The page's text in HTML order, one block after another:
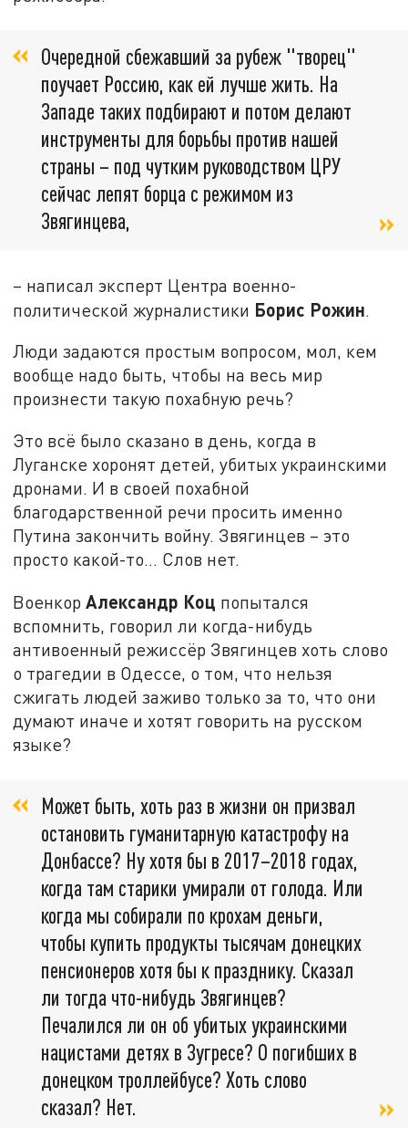
Очередной сбежавший за рубеж "творец"
поучает Россию, как ей лучше жить. На
Западе таких подбирают и потом делают
инструменты для борьбы против нашей
страны – под чутким руководством ЦРУ
сейчас лепят борца с режимом из
Звягинцева,
– написал эксперт Центра военно-
политической журналистики Борис Рожин
Люди задаются простым вопросом, мол, кем
вообще надо быть, чтобы на весь мир
произнести такую похабную речь?
Это всё было сказано в день, когда в
Луганске хоронят детей, убитых украинскими
дронами. И в своей похабной
благодарственной речи просить именно
Путина закончить войну. Звягинцев – это
просто какой-то… Слов нет.
ВоенкорАлександр Коц попытался
вспомнить, говорил ли когда-нибудь
антивоенный режиссёр Звягинцев хоть слово
о трагедии в Одессе, о том, что нельзя
сжигать людей заживо только за то, что они
думают иначе и хотят говорить на русском
языке?
Может быть, хоть раз в жизни он призвал
остановить гуманитарную катастрофу на
Донбассе? Ну хотя бы в 2017–2018 годах,
когда там старики умирали от голода. Или
когда мы собирали по крохам деньги,
чтобы купить продукты тысячам донецких
пенсионеров хотя бы к празднику. Сказал
ли тогда что-нибудь Звягинцев?
Печалился ли он об убитых украинскими
нацистами детях в Зугресе? О погибших в
донецком троллейбусе? Хоть слово
сказал? Нет.